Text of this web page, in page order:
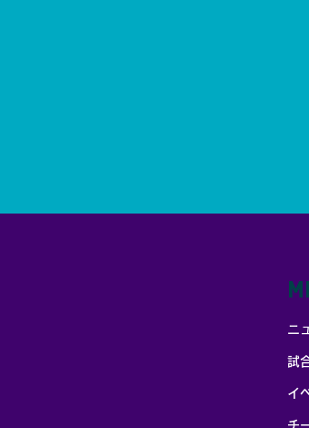
ニ
試
イ